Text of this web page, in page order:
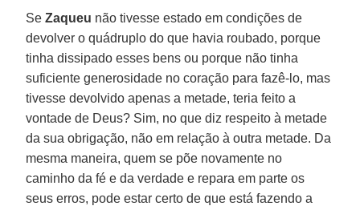
SeZaqueu não tivesse estado em condições de
devolver o quádruplo do que havia roubado, porque
tinha dissipado esses bens ou porque não tinha
suficiente generosidade no coração para fazê-lo, mas
tivesse devolvido apenas a metade, teria feito a
vontade de Deus? Sim, no que diz respeito à metade
da sua obrigação, não em relação à outra metade. Da
mesma maneira, quem se põe novamente no
caminho da fé e da verdade e repara em parte os
seus erros, pode estar certo de que está fazendo a